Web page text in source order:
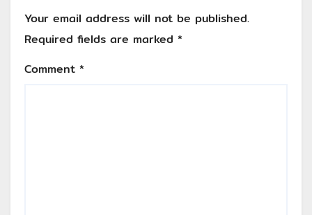
Your email address will not be published.
Required fields are marked *
Comment *